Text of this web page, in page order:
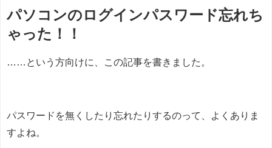
パソコンのログインパスワード忘れち
ゃった！！
……という方向けに、この記事を書きました。
パスワードを無くしたり忘れたりするのって、よくありま
すよね。